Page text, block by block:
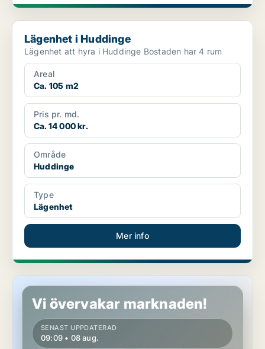
Lägenhet i Huddinge
Lägenhet i Huddinge
Lägenhet att hyra i Huddinge Bostaden har 4 rum
Areal
Ca. 105 m2
Pris pr. md.
Ca. 14 000 kr.
Område
Huddinge
Type
Lägenhet
Mer info
Lägenhet i Huddinge
Vi övervakar marknaden!
SENAST UPPDATERAD
09:09 • 08 aug.